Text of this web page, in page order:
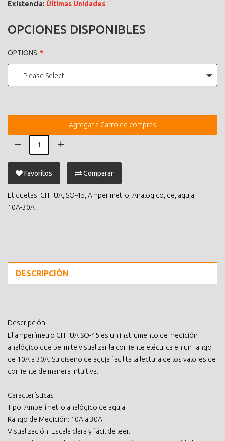
Existencia: Últimas Unidades
OPCIONES DISPONIBLES
OPTIONS
--- Please Select ---
Agregar a Carro de compras
Favoritos Comparar
Etiquetas: CHHUA SO-45 Amperimetro Analogico de aguja
10A-30A
DESCRIPCIÓN
Descripción
El amperímetro CHHUA SO-45 es un instrumento de medición
analógico que permite visualizar la corriente eléctrica en un rango
de 10A a 30A. Su diseño de aguja facilita la lectura de los valores de
corriente de manera intuitiva.
Características
Tipo: Amperímetro analógico de aguja.
Rango de Medición: 10A a 30A.
Visualización: Escala clara y fácil de leer.